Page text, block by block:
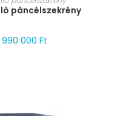
páncélszekrény
990 000 Ft